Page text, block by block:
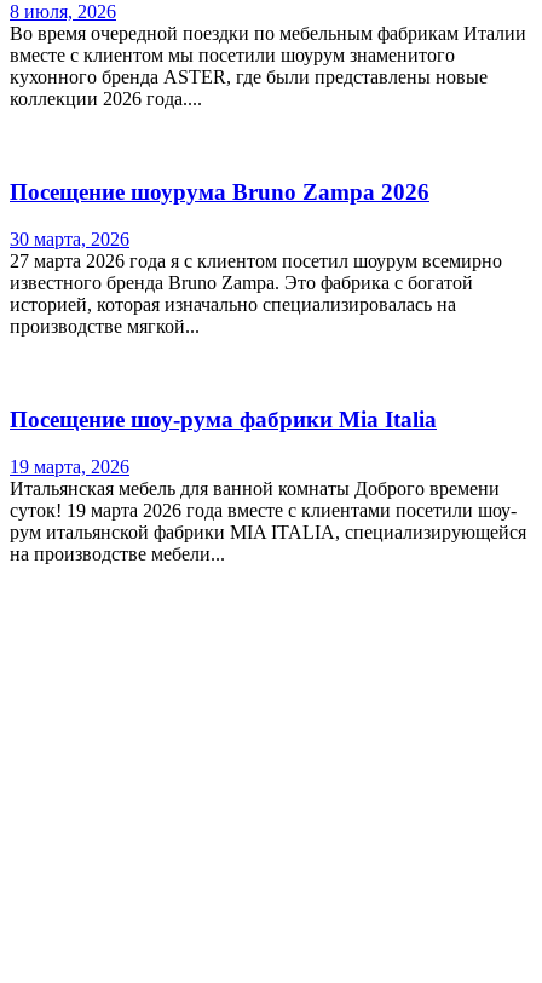
8 июля, 2026
Во время очередной поездки по мебельным фабрикам Италии
вместе с клиентом мы посетили шоурум знаменитого
кухонного бренда ASTER, где были представлены новые
коллекции 2026 года....
Посещение шоурума Bruno Zampa 2026
30 марта, 2026
27 марта 2026 года я с клиентом посетил шоурум всемирно
известного бренда Bruno Zampa. Это фабрика с богатой
историей, которая изначально специализировалась на
производстве мягкой...
Посещение шоу-рума фабрики Mia Italia
19 марта, 2026
Итальянская мебель для ванной комнаты Доброго времени
суток! 19 марта 2026 года вместе с клиентами посетили шоу-
рум итальянской фабрики MIA ITALIA, специализирующейся
на производстве мебели...